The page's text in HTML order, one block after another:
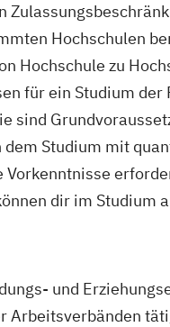
Hochschulen
Hochschule zu
für ein Studium der
sind
dem Studium mit
Vorkenntnisse
dir im Studium
und
Arbeitsverbänden